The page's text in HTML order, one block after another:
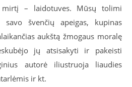
– laidotuves. Mūsų tolimi
savo švenčių apeigas, kupinas
aukštą žmogaus moralę
jų atsisakyti ir pakeisti
autorė iliustruoja liaudies
ir kt.